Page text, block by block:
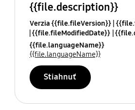
{{file.description}}
Verzia {{file.fileVersion}}
{{file.fileModifiedDate}}
{{file.languageName}}
{{file.languageName}}
Stiahnuť